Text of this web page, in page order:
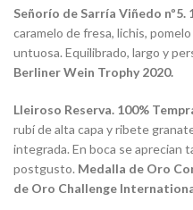
Señorío de Sarría Viñedo nº5.
caramelo de fresa, lichis,
untuosa. Equilibrado, largo y
Berliner Wein Trophy 2020.
Lleiroso Reserva. 100%
rubí de alta capa y ribete
integrada. En boca se aprecian
postgusto. Medalla de Oro
de Oro Challenge